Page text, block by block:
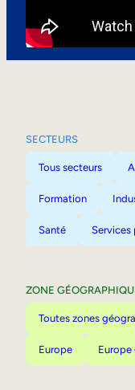
SECTEURS
Tous secteurs
Formation
Santé Services
ZONE
Toutes zones
Europe Europe